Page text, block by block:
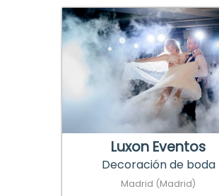
Luxon Eventos
Decoración de boda
Madrid (Madrid)